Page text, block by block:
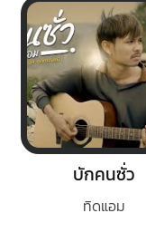
บักคนซั่ว
ทิดแอม